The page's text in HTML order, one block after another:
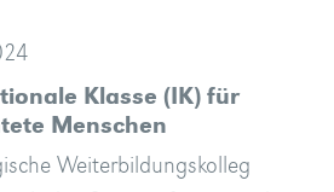
Klasse (IK) für
Menschen
Weiterbildungskolleg